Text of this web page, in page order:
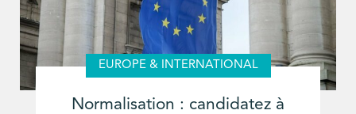
EUROPE & INTERNATIONAL
Normalisation : candidatez à